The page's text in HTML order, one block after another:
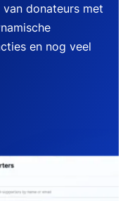
donateurs met
en nog veel